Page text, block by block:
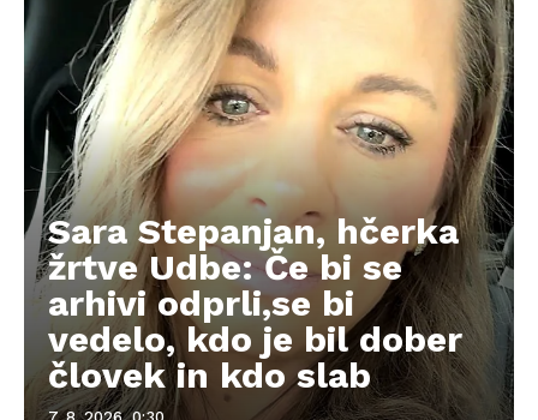
Sara Stepanjan, hčerka
žrtve Udbe: Če bi se
arhivi odprli,se bi
vedelo, kdo je bil dober
človek in kdo slab